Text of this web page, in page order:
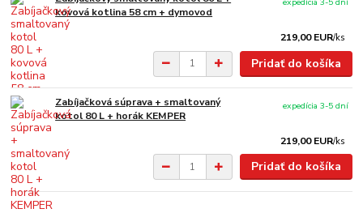
kovová kotlina 58 cm + dymovod
219,00 EUR/ks
Pridať do košíka
Zabíjačková súprava + smaltovaný
kotol 80 L + horák KEMPER
219,00 EUR/ks
expedícia 3-5 dní
Pridať do košíka